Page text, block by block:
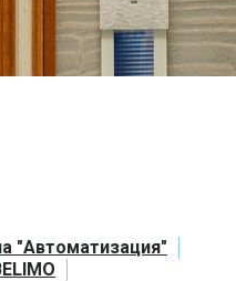
"Автоматизация"